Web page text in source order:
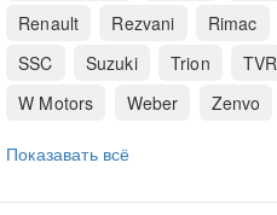
Renault
Rezvani Rimac
SSC
Suzuki Trion TVR
W Motors
Weber Zenvo
Показавать всё